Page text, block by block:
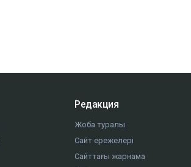
Редакция
Жоба туралы
Сайт ережелері
Сайттағы жарнама